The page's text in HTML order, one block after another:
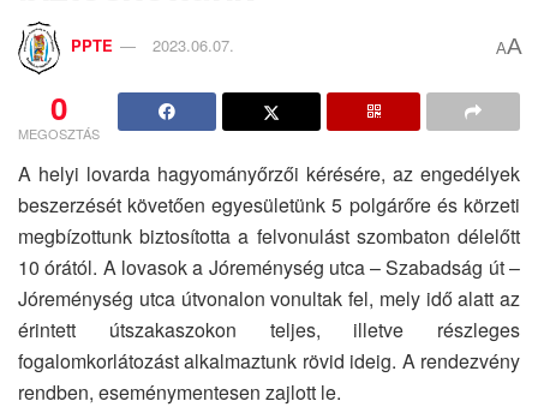
PPTE 2023.06.07. AA
0
MEGOSZTÁS
A helyi lovarda hagyományőrzői kérésére, az engedélyek
beszerzését követően egyesületünk 5 polgárőre és körzeti
megbízottunk biztosította a felvonulást szombaton délelőtt
10 órától. A lovasok a Jóreménység utca – Szabadság út –
Jóreménység utca útvonalon vonultak fel, mely idő alatt az
érintett útszakaszokon teljes, illetve részleges
fogalomkorlátozást alkalmaztunk rövid ideig. A rendezvény
rendben, eseménymentesen zajlott le.